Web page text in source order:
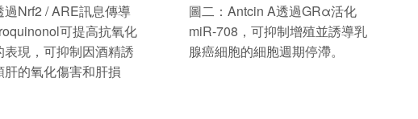
過Nrf2 / ARE訊息傳導
可提高抗氧化
表現，可抑制因酒精誘
肝的氧化傷害和肝損
圖二：Antcin A透過GRα活化
miR-708，可抑制增殖並誘導乳
腺癌細胞的細胞週期停滯。